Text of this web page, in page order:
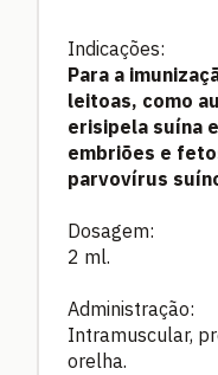
Indicações:
Para a
leitoas, como
erisipela suína
embriões e
parvovírus
Dosagem:
2 ml.
Administração:
Intramuscular,
orelha.